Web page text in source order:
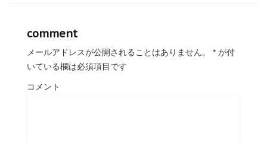
comment
メールアドレスが公開されることはありません。 * が付
いている欄は必須項目です
コメント